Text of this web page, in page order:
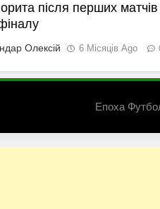
після перших матчів
Олексій 6 Місяців Ago
Епоха